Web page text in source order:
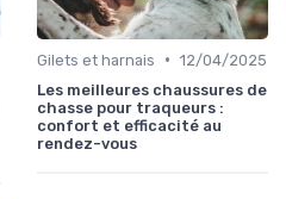
Gilets et harnais • 12/04/2025
Les meilleures chaussures de
chasse pour traqueurs :
confort et efficacité au
rendez-vous